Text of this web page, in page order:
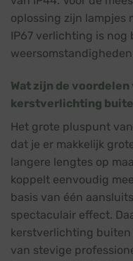
oplossing zijn lampjes
IP67 verlichting is nog
Wat zijn de
kerstverlichting
Het grote pluspunt
dat je er makkelijk
langere lengtes op
koppelt eenvoudig
basis van één
spectaculair effect.
kerstverlichting buiten
van stevige